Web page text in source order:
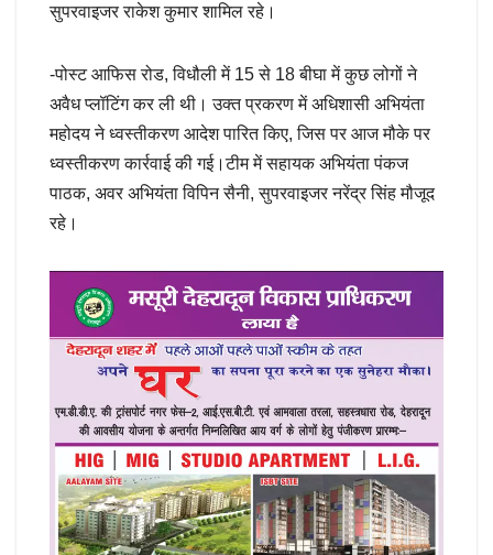
सुपरवाइजर राकेश कुमार शामिल रहे।
-पोस्ट आफिस रोड, विधौली में 15 से 18 बीघा में कुछ लोगों ने
अवैध प्लॉटिंग कर ली थी। उक्त प्रकरण में अधिशासी अभियंता
महोदय ने ध्वस्तीकरण आदेश पारित किए, जिस पर आज मौके पर
ध्वस्तीकरण कार्रवाई की गई।टीम में सहायक अभियंता पंकज
पाठक, अवर अभियंता विपिन सैनी, सुपरवाइजर नरेंद्र सिंह मौजूद
रहे।